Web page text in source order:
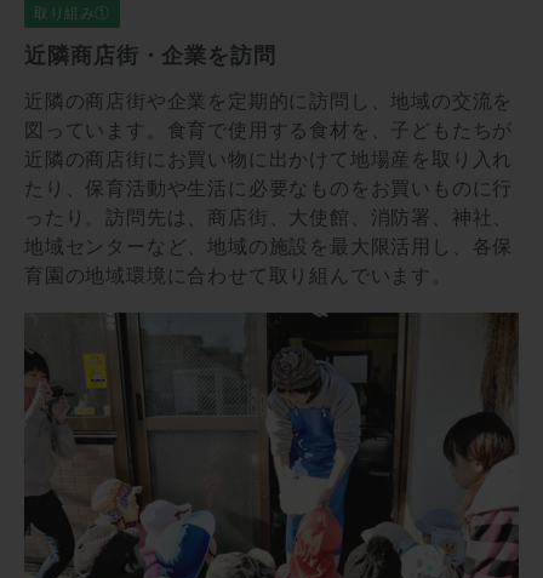
取り組み①
近隣商店街・企業を訪問
近隣の商店街や企業を定期的に訪問し、地域の交流を
図っています。⾷育で使⽤する⾷材を、⼦どもたちが
近隣の商店街にお買い物に出かけて地場産を取り入れ
たり、保育活動や生活に必要なものをお買いものに行
ったり。訪問先は、商店街、⼤使館、消防署、神社、
地域センターなど、地域の施設を最大限活用し、各保
育園の地域環境に合わせて取り組んでいます。